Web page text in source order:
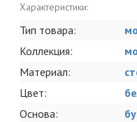
Характеристики:
Тип товара:
Коллекция:
Материал:
Цвет:
Основа: